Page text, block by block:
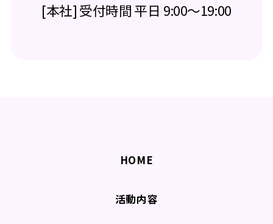
[本社] 受付時間 平日 9:00～19:00
HOME
活動内容